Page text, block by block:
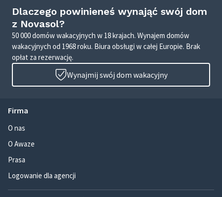
Dlaczego powinieneś wynająć swój dom
z Novasol?
50 000 domów wakacyjnych w 18 krajach. Wynajem domów
wakacyjnych od 1968 roku. Biura obsługi w całej Europie. Brak
opłat za rezerwację.
Wynajmij swój dom wakacyjny
Firma
O nas
O Awaze
Prasa
Logowanie dla agencji